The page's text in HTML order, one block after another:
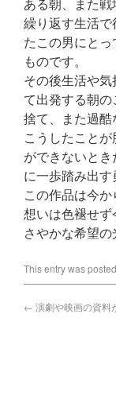
ある朝、また
繰り返す生活
たこの男にと
ものです。
その後生活や
て出発する朝
捨て、また過
こうしたこと
ができないと
に一歩踏み出
この作品は今
想いは色褪せ
さやかな希望の
This entry was
← 演劇や映画の資料